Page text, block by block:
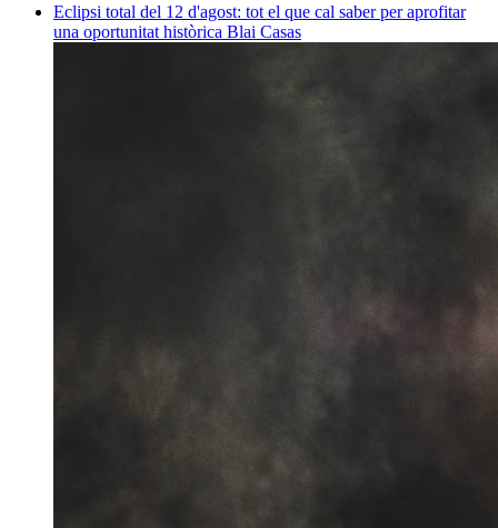
Eclipsi total del 12 d'agost: tot el que cal saber per aprofitar
una oportunitat històrica Blai Casas